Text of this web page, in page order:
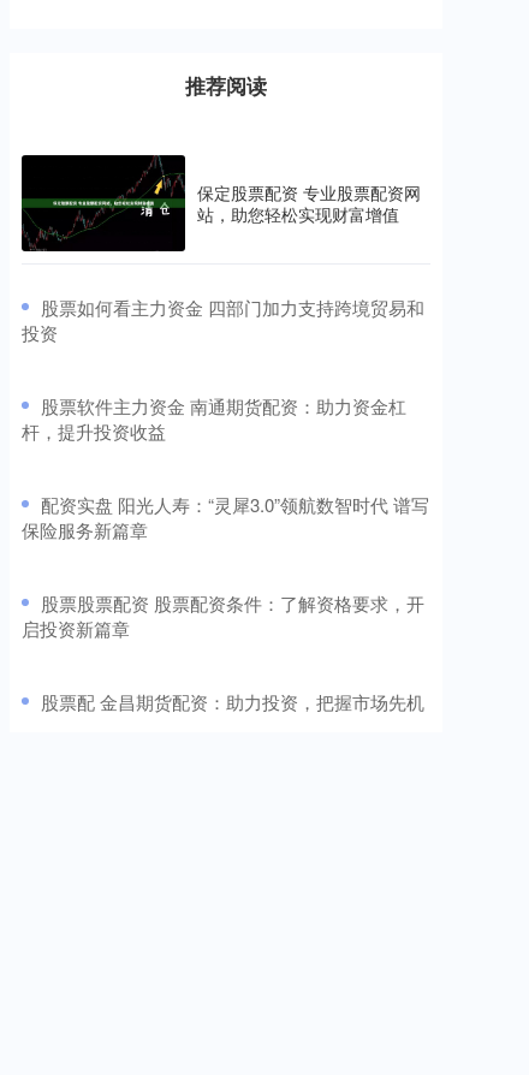
推荐阅读
保定股票配资 专业股票配资网
站，助您轻松实现财富增值
​股票如何看主力资金 四部门加力支持跨境贸易和
投资
​股票软件主力资金 南通期货配资：助力资金杠
杆，提升投资收益
​配资实盘 阳光人寿：“灵犀3.0”领航数智时代 谱写
保险服务新篇章
​股票股票配资 股票配资条件：了解资格要求，开
启投资新篇章
​股票配 金昌期货配资：助力投资，把握市场先机